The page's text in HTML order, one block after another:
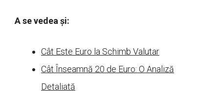
A se vedea și:
Cât Este Euro la Schimb Valutar
Cât Înseamnă 20 de Euro: O Analiză
Detaliată